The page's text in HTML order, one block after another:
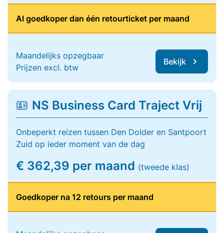
Al goedkoper dan één retourticket per maand
Maandelijks opzegbaar
Prijzen excl. btw
Bekijk
NS Business Card Traject Vrij
Onbeperkt reizen tussen Den Dolder en Santpoort
Zuid op ieder moment van de dag
€ 362,39 per maand (tweede klas)
Goedkoper na 12 retours per maand